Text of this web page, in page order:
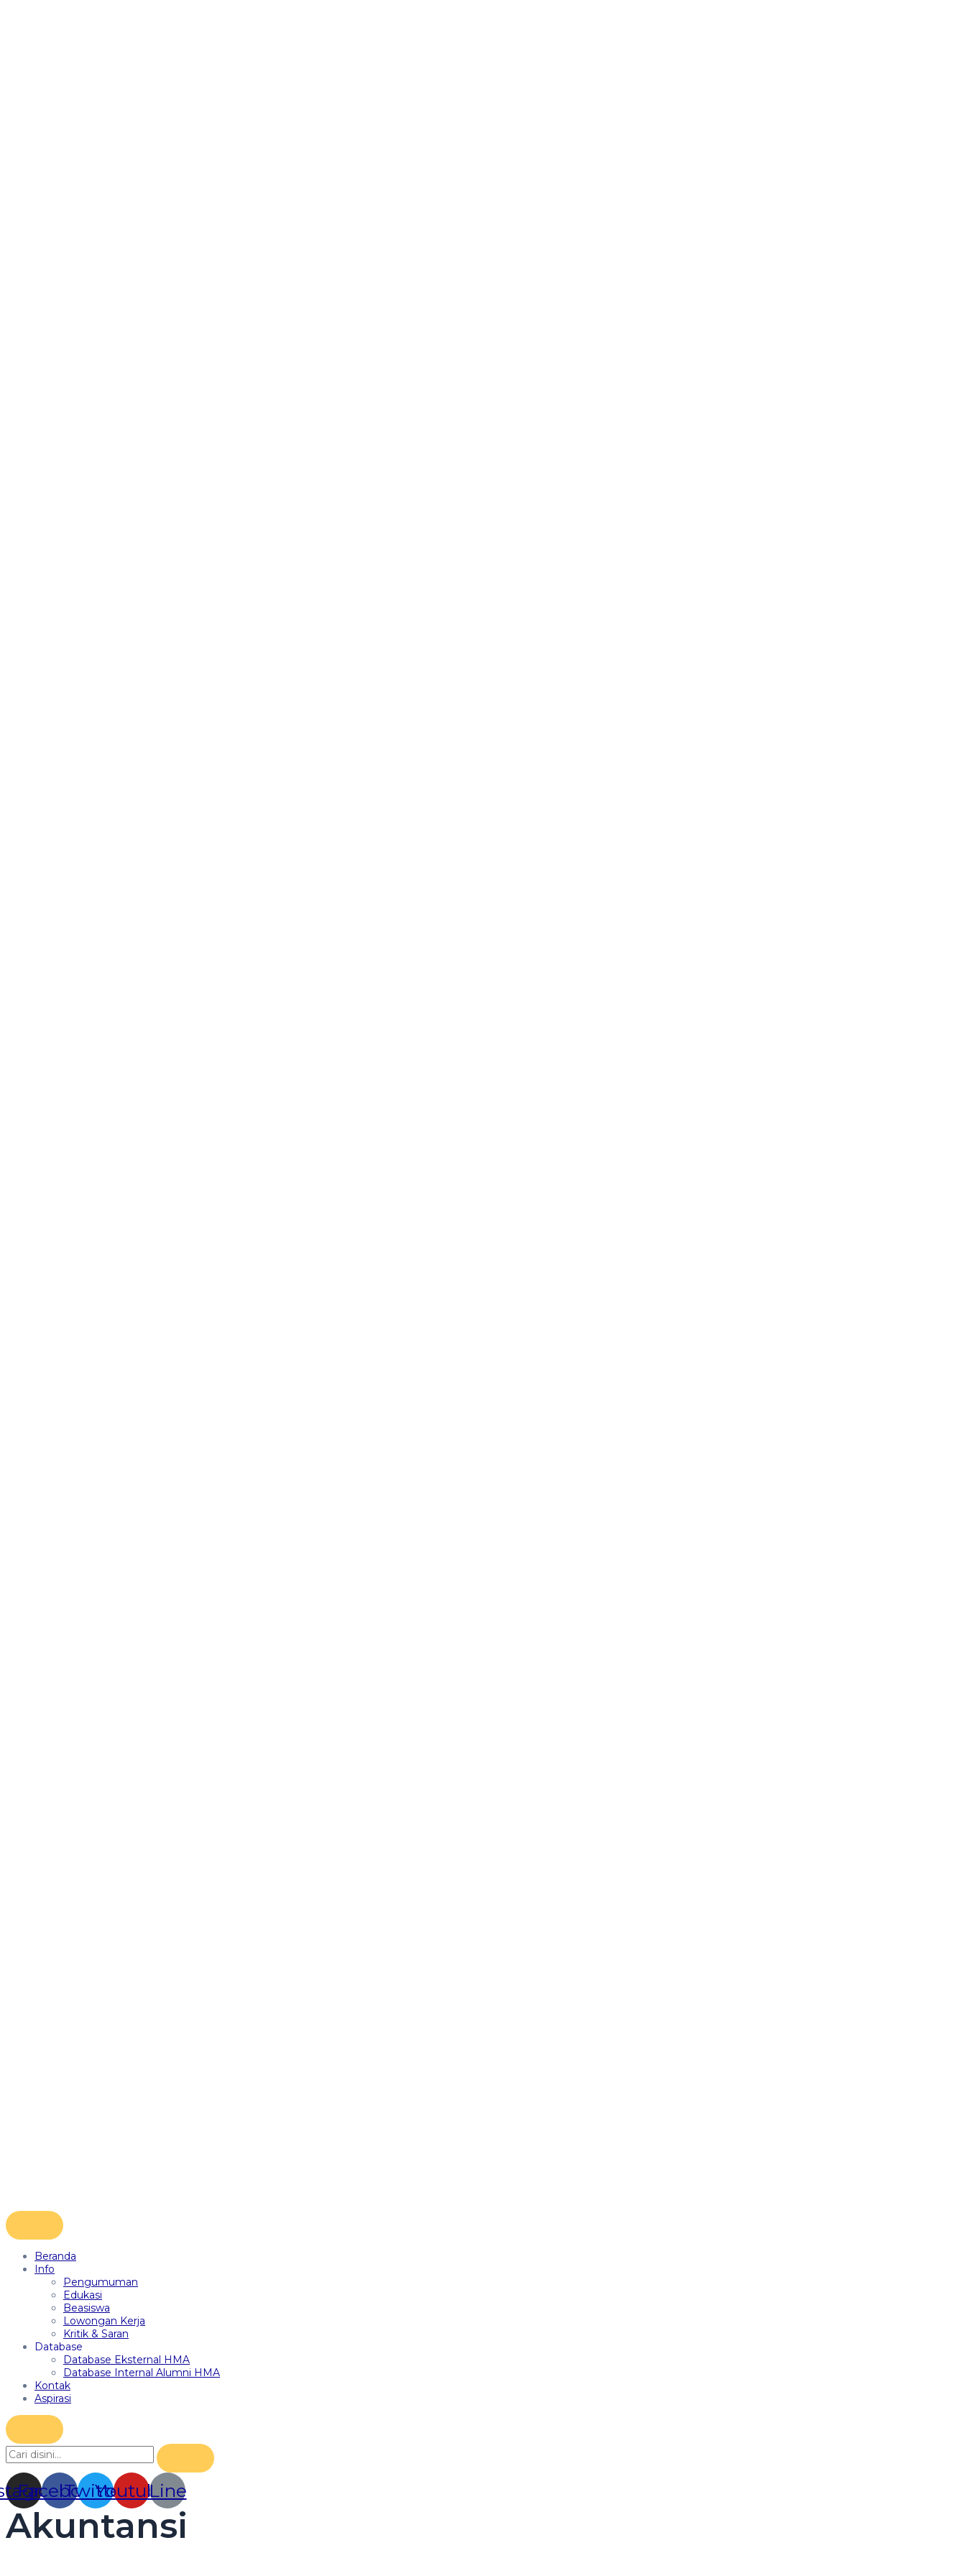
Beranda
Info
Pengumuman
Edukasi
Beasiswa
Lowongan Kerja
Kritik & Saran
Database
Database Eksternal HMA
Database Internal Alumni HMA
Kontak
Aspirasi
Facebook
TwitterYoutubeLine
Akuntansi